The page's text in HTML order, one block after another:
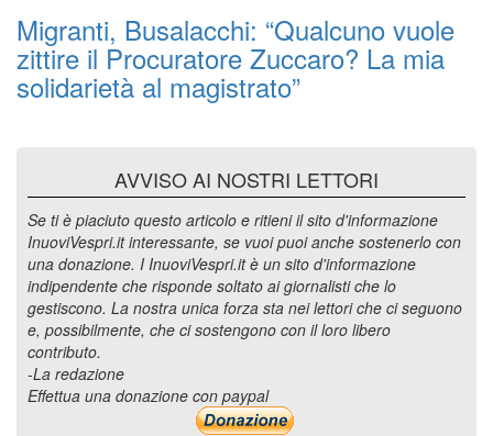
Migranti, Busalacchi: “Qualcuno vuole
zittire il Procuratore Zuccaro? La mia
solidarietà al magistrato”
AVVISO AI NOSTRI LETTORI
Se ti è piaciuto questo articolo e ritieni il sito d'informazione
InuoviVespri.it interessante, se vuoi puoi anche sostenerlo con
una donazione. I InuoviVespri.it è un sito d'informazione
indipendente che risponde soltato ai giornalisti che lo
gestiscono. La nostra unica forza sta nei lettori che ci seguono
e, possibilmente, che ci sostengono con il loro libero
contributo.
-La redazione
Effettua una donazione con paypal